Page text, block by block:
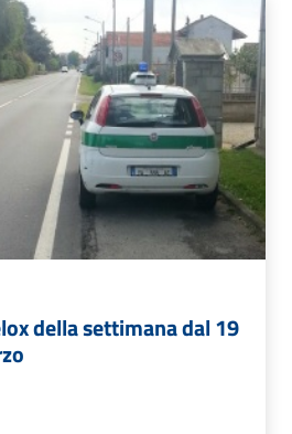
della settimana dal 19